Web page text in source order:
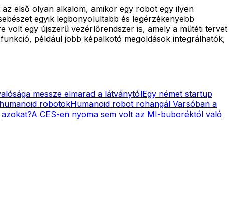
első olyan alkalom, amikor egy robot egy ilyen
egyik legbonyolultabb és legérzékenyebb
volt egy újszerű vezérlőrendszer is, amely a műtéti tervet
például jobb képalkotó megoldások integrálhatók,
messze elmarad a látványtólEgy német startup
robotokHumanoid robot rohangál Varsóban a
A CES-en nyoma sem volt az MI-buboréktól való